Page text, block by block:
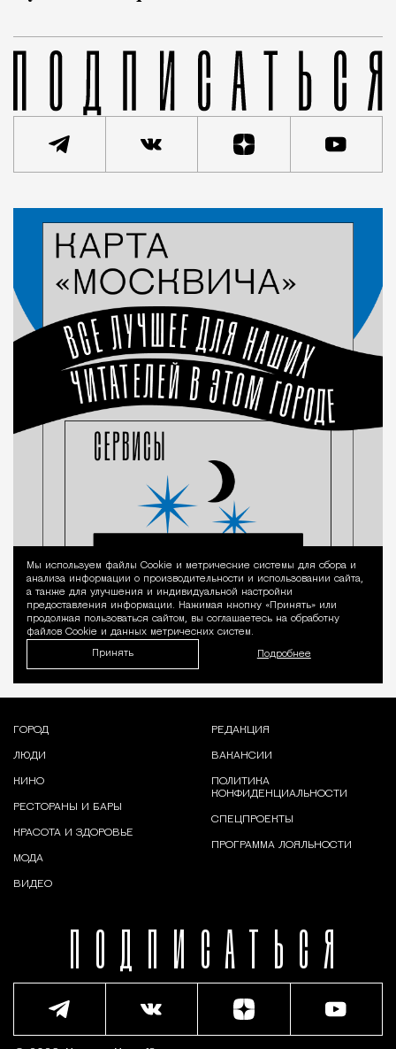
Уведомление
Мы используем файлы Сookie и метрические системы для сбора и
анализа информации о производительности и использовании сайта,
а также для улучшения и индивидуальной настройки
предоставления информации. Нажимая кнопку «Принять» или
продолжая пользоваться сайтом, вы соглашаетесь на обработку
файлов Cookie и данных метрических систем.
Принять Подробнее
ПОДПИСАТЬСЯ
ГОРОД
ЛЮДИ
КИНО
РЕСТОРАНЫ И БАРЫ
КРАСОТА И ЗДОРОВЬЕ
МОДА
ВИДЕО
РЕДАКЦИЯ
ВАКАНСИИ
ПОЛИТИКА
КОНФИДЕНЦИАЛЬНОСТИ
СПЕЦПРОЕКТЫ
ПРОГРАММА ЛОЯЛЬНОСТИ